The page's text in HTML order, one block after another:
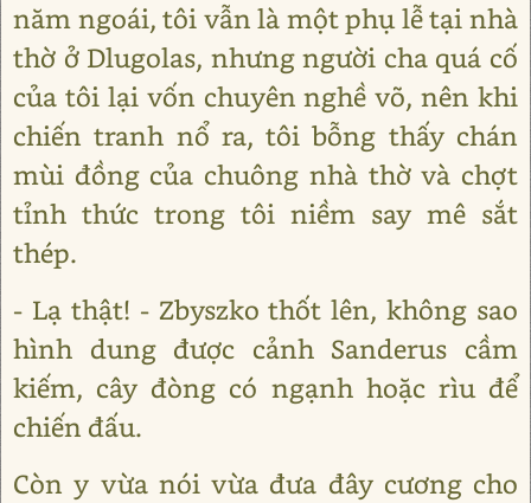
năm ngoái, tôi vẫn là một phụ lễ tại nhà
thờ ở Dlugolas, nhưng người cha quá cố
của tôi lại vốn chuyên nghề võ, nên khi
chiến tranh nổ ra, tôi bỗng thấy chán
mùi đồng của chuông nhà thờ và chợt
tỉnh thức trong tôi niềm say mê sắt
thép.
- Lạ thật! - Zbyszko thốt lên, không sao
hình dung được cảnh Sanderus cầm
kiếm, cây đòng có ngạnh hoặc rìu để
chiến đấu.
Còn y vừa nói vừa đưa đây cương cho